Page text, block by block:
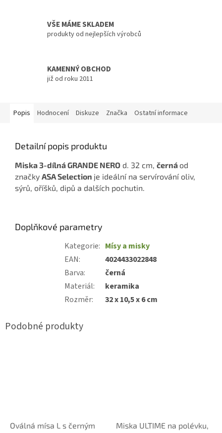
VŠE MÁME SKLADEM
produkty od nejlepších výrobců
KAMENNÝ OBCHOD
již od roku 2011
Popis Hodnocení Diskuze Značka Ostatní informace
Detailní popis produktu
Miska 3-dílná GRANDE NERO d. 32 cm, černá od
značky ASA Selection je ideální na servírování oliv,
sýrů, oříšků, dipů a dalších pochutin.
Doplňkové parametry
Kategorie: Mísy a misky
EAN:
4024433022848
Barva:
černá
Materiál:
keramika
Rozměr: 32 x 10,5 x 6 cm
Oválná mísa L s černým
Miska ULTIME na polévku,